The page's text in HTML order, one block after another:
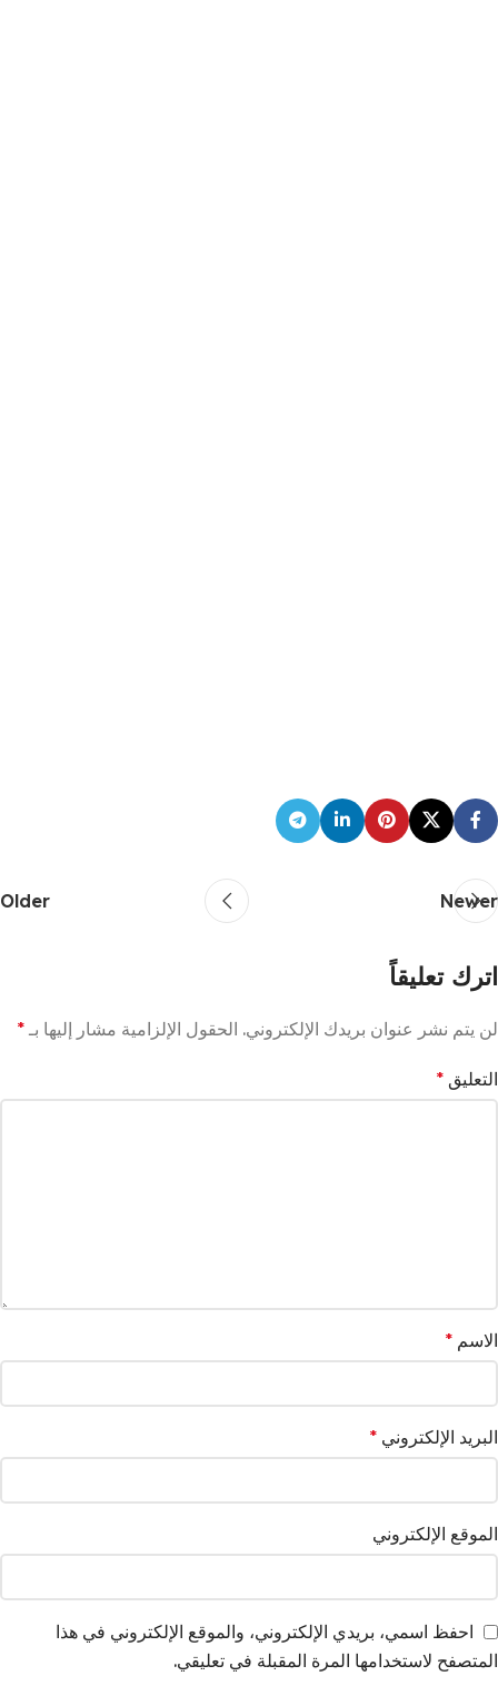
Newer
Older
اترك تعليقاً
لن يتم نشر عنوان بريدك الإلكتروني. الحقول الإلزامية مشار إليها بـ *
التعليق *
الاسم *
البريد الإلكتروني *
الموقع الإلكتروني
احفظ اسمي، بريدي الإلكتروني، والموقع الإلكتروني في هذا
المتصفح لاستخدامها المرة المقبلة في تعليقي.